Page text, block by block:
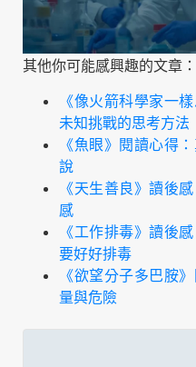
其他你可能感興趣的文章：
《像火箭科學家一
未知挑戰的思考方法
《魚眼》閱讀心得
說
《天生善良》讀後
感
《工作排毒》讀後
要好好排毒
《欲望分子多巴胺
量與危險